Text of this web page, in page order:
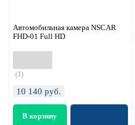
Автомобильная камера NSCAR
FHD-01 Full HD
(1)
10 140 руб.